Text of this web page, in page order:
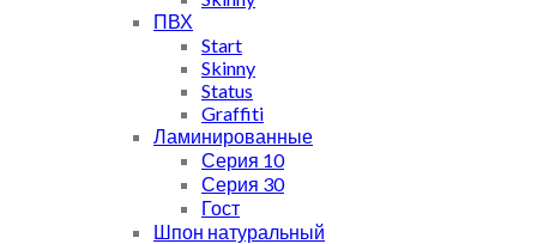
ПВХ
Start
Skinny
Status
Graffiti
Ламинированные
Серия 10
Серия 30
Гост
Шпон натуральный